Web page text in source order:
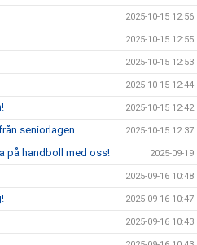
2025-10-15 12:56
2025-10-15 12:55
2025-10-15 12:53
2025-10-15 12:44
2025-10-15 12:42
seniorlagen 2025-10-15 12:37
på handboll med oss! 2025-09-19
2025-09-16 10:48
2025-09-16 10:47
2025-09-16 10:43